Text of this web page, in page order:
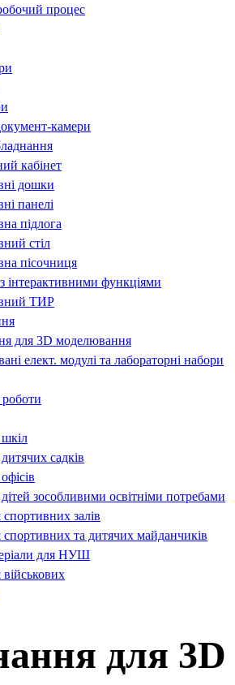
процес
камери
кабінет​
дошки​
панелі​
підлога
стіл​
пісочниця​
інтерактивними функціями​
ТИР
для 3D моделювання​
елект. модулі та лабораторні набори
садків
зособливими освітніми потребами
залів
та дитячих майданчиків
для НУШ
для 3D